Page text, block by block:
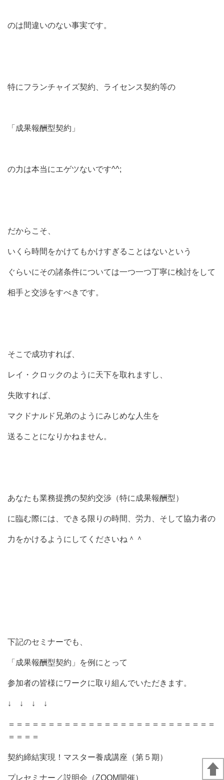
のは間違いのない事実です。
特にフランチャイズ契約、ライセンス契約等の
「成果報酬型契約」
の力は本当にエゲツないです^^;
だからこそ、
いくら時間をかけてもかけすぎることはないという
ぐらいにその諸条件については一つ一つ丁寧に検討をして
相手と交渉をすべきです。
そこで成功すれば、
レイ・クロックのように天下を取れますし、
失敗すれば、
マクドナルド兄弟のようにみじめな人生を
送ることになりかねません。
あなたも業務提携の契約交渉（特に成果報酬型）
に臨む際には、できる限りの時間、労力、そして協力者の
力をかけるようにしてくださいね＾＾
下記のセミナーでも、
「成果報酬型契約」を例にとって
参加者の皆様にワークに取り組んでいただきます。
↓ ↓ ↓ ↓
＝＝＝＝＝＝＝＝＝＝＝＝＝＝＝＝＝＝＝＝＝＝＝＝＝＝
＝＝＝＝
契約締結実現！マスター養成講座（第５期）
プレセミナー／説明会（ZOOM開催）